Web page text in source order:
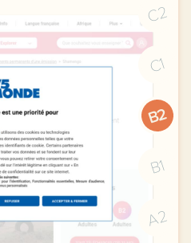
C2
C1
B2
B1
A2